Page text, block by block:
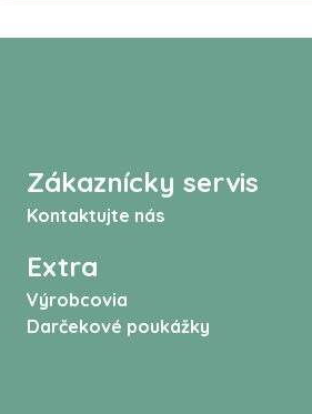
Zákaznícky servis
Kontaktujte nás
Extra
Výrobcovia
Darčekové poukážky